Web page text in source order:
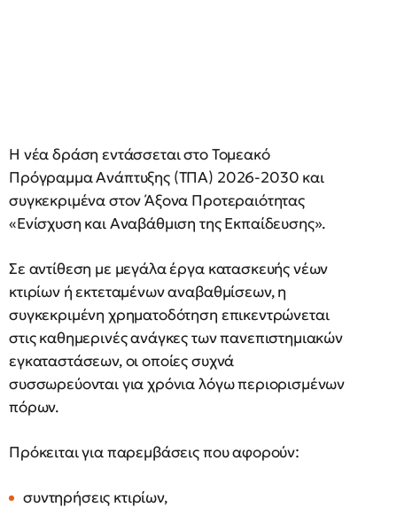
Η νέα δράση εντάσσεται στο Τομεακό
Πρόγραμμα Ανάπτυξης (ΤΠΑ) 2026-2030 και
συγκεκριμένα στον Άξονα Προτεραιότητας
«Ενίσχυση και Αναβάθμιση της Εκπαίδευσης».
Σε αντίθεση με μεγάλα έργα κατασκευής νέων
κτιρίων ή εκτεταμένων αναβαθμίσεων, η
συγκεκριμένη χρηματοδότηση επικεντρώνεται
στις καθημερινές ανάγκες των πανεπιστημιακών
εγκαταστάσεων, οι οποίες συχνά
συσσωρεύονται για χρόνια λόγω περιορισμένων
πόρων.
Πρόκειται για παρεμβάσεις που αφορούν:
συντηρήσεις κτιρίων,